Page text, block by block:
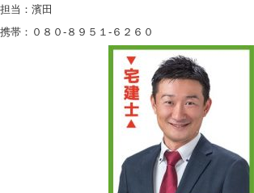
担当：濱田
携帯：０８０-８９５１-６２６０